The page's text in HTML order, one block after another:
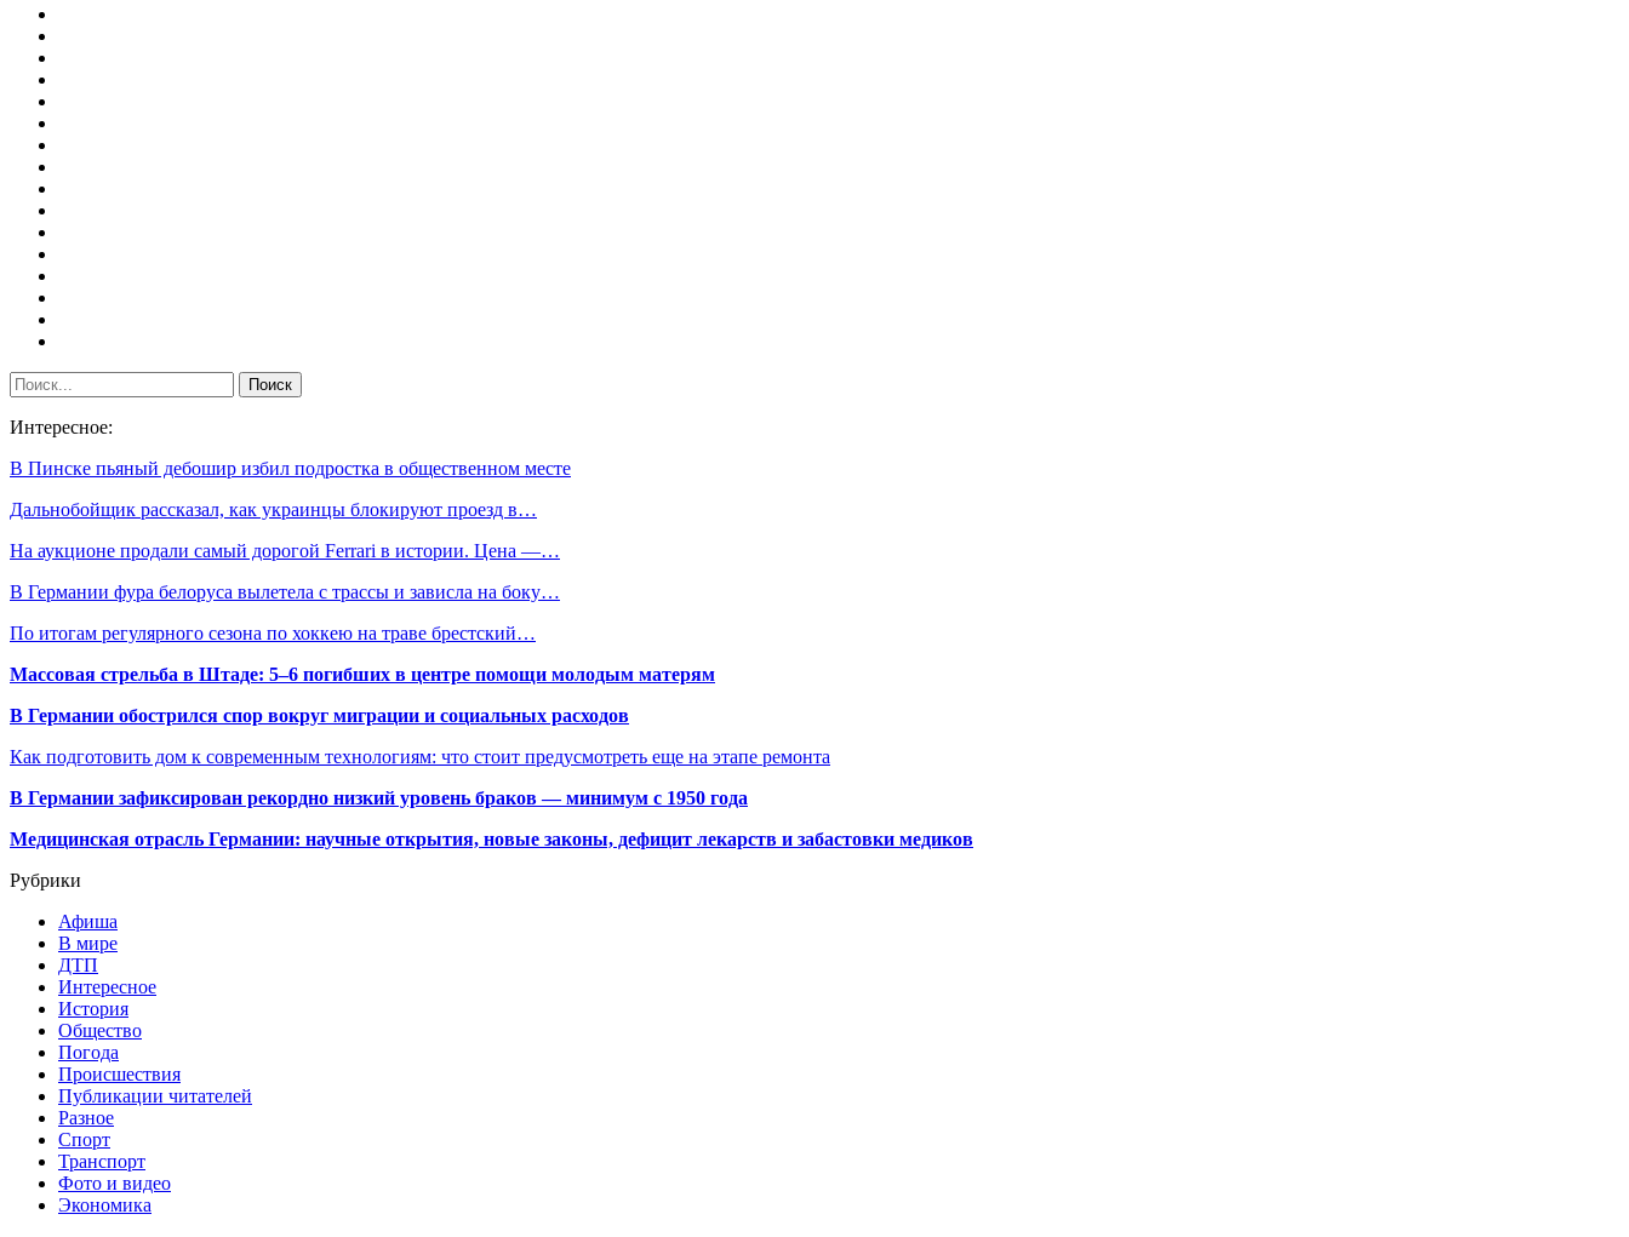
Интересное:
В Пинске пьяный дебошир избил подростка в общественном месте
Дальнобойщик рассказал, как украинцы блокируют проезд в…
На аукционе продали самый дорогой Ferrari в истории. Цена ―…
В Германии фура белоруса вылетела с трассы и зависла на боку…
По итогам регулярного сезона по хоккею на траве брестский…
Массовая стрельба в Штаде: 5–6 погибших в центре помощи молодым матерям
В Германии обострился спор вокруг миграции и социальных расходов
Как подготовить дом к современным технологиям: что стоит предусмотреть еще на этапе ремонта
В Германии зафиксирован рекордно низкий уровень браков — минимум с 1950 года
Медицинская отрасль Германии: научные открытия, новые законы, дефицит лекарств и забастовки медиков
Рубрики
Афиша
В мире
ДТП
Интересное
История
Общество
Погода
Происшествия
Публикации читателей
Разное
Спорт
Транспорт
Фото и видео
Экономика